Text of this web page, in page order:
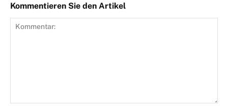
Kommentieren Sie den Artikel